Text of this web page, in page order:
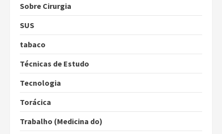
Sobre Cirurgia
SUS
tabaco
Técnicas de Estudo
Tecnologia
Torácica
Trabalho (Medicina do)